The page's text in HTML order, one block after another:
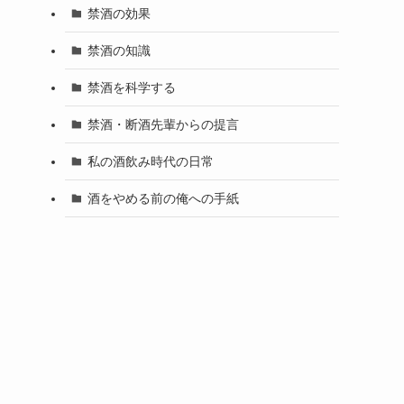
禁酒の効果
禁酒の知識
禁酒を科学する
禁酒・断酒先輩からの提言
私の酒飲み時代の日常
酒をやめる前の俺への手紙